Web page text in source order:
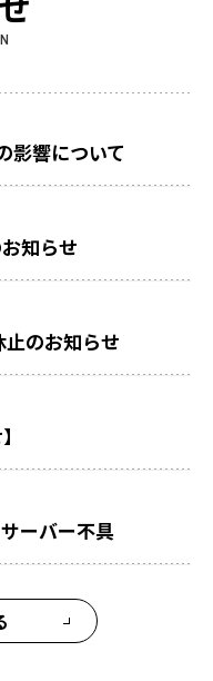
影響について
知らせ
のお知らせ
ーバー不具